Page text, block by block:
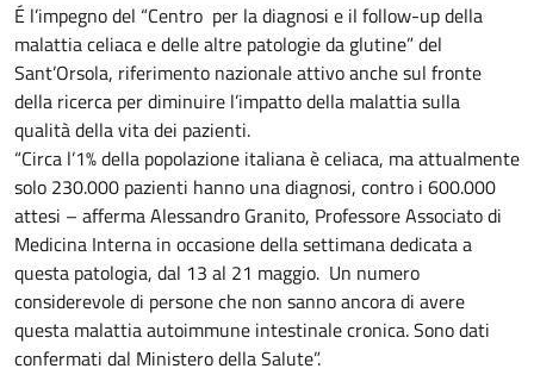
É l’impegno del “Centro per la diagnosi e il follow-up della
malattia celiaca e delle altre patologie da glutine” del
Sant’Orsola, riferimento nazionale attivo anche sul fronte
della ricerca per diminuire l’impatto della malattia sulla
qualità della vita dei pazienti.
“Circa l’1% della popolazione italiana è celiaca, ma attualmente
solo 230.000 pazienti hanno una diagnosi, contro i 600.000
attesi – afferma Alessandro Granito, Professore Associato di
Medicina Interna in occasione della settimana dedicata a
questa patologia, dal 13 al 21 maggio. Un numero
considerevole di persone che non sanno ancora di avere
questa malattia autoimmune intestinale cronica. Sono dati
confermati dal Ministero della Salute”.